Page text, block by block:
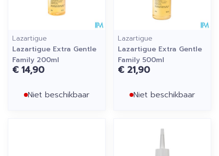
Lazartigue
Lazartigue Extra Gentle
Family 200ml
€ 14,90
Niet beschikbaar
Lazartigue
Lazartigue Extra Gentle
Family 500ml
€ 21,90
Niet beschikbaar